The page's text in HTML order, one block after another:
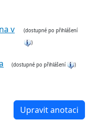
v
(dostupné po přihlášení
)
(dostupné po přihlášení )
Upravit anotaci